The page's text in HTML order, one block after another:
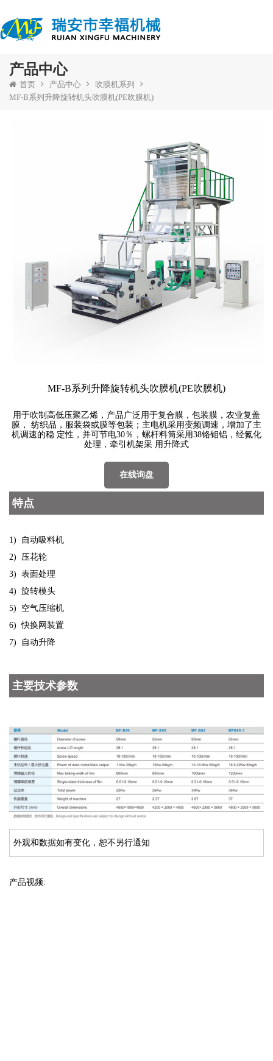
产品中心
首页 产品中心
吹膜机系列
MF-B系列升降旋转机头吹膜机(PE吹膜机)
MF-B系列升降旋转机头吹膜机(PE吹膜机)
用于吹制高低压聚乙烯，产品广泛用于复合膜，包装膜，农业复盖
膜， 纺织品，服装袋或膜等包装；主电机采用变频调速，增加了主
机调速的稳 定性，并可节电30％，螺杆料筒采用38铬钼铝，经氮化
处理，牵引机架采 用升降式
在线询盘
特点
1) 自动吸料机
2) 压花轮
3) 表面处理
4) 旋转模头
5) 空气压缩机
6) 快换网装置
7) 自动升降
主要技术参数
外观和数据如有变化，恕不另行通知
产品视频: